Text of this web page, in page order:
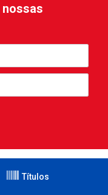
Títulos